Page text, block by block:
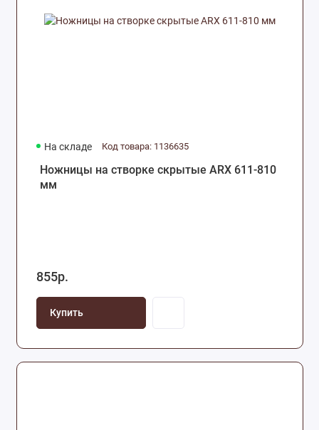
На складе Код товара: 1136635
Ножницы на створке скрытые ARX 611-810
мм
855р.
Купить